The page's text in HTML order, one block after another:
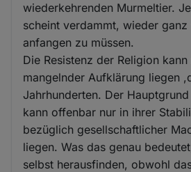
wiederkehrenden Murmeltier.
scheint verdammt, wieder
anfangen zu müssen.
Die Resistenz der Religion
mangelnder Aufklärung liegen
Jahrhunderten. Der
kann offenbar nur in ihrer
bezüglich gesellschaftlicher
liegen. Was das genau
selbst herausfinden, obwohl